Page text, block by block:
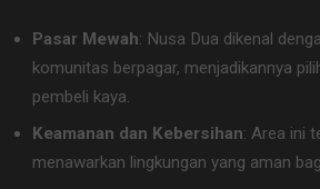
Pasar Mewah: Nusa Dua dikenal
komunitas berpagar, menjadikannya
pembeli kaya.
Keamanan dan Kebersihan: Area ini
menawarkan lingkungan yang aman